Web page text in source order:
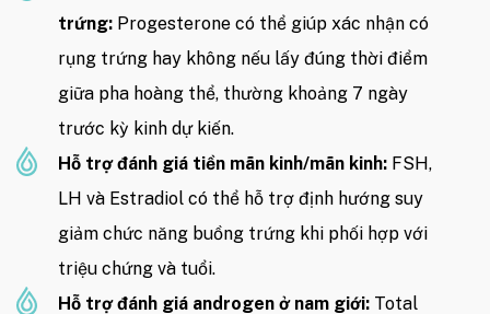
trứng: Progesterone có thể giúp xác nhận có
rụng trứng hay không nếu lấy đúng thời điểm
giữa pha hoàng thể, thường khoảng 7 ngày
trước kỳ kinh dự kiến.
Hỗ trợ đánh giá tiền mãn kinh/mãn kinh: FSH,
LH và Estradiol có thể hỗ trợ định hướng suy
giảm chức năng buồng trứng khi phối hợp với
triệu chứng và tuổi.
Hỗ trợ đánh giá androgen ở nam giới: Total